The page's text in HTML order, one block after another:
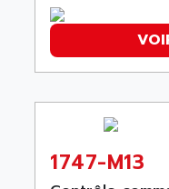
R6TXB
MOVITRAC
SERVVODYN
ADEL SYSTEM
ADEPT
ADEPT
ADES
ADETEC
ADISCOM
ADITEC
1747-M13